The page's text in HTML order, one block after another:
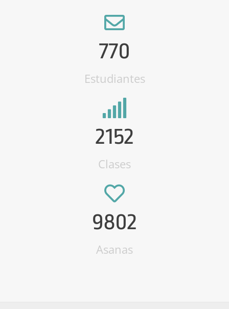
770
Estudiantes
2152
Clases
9802
Asanas